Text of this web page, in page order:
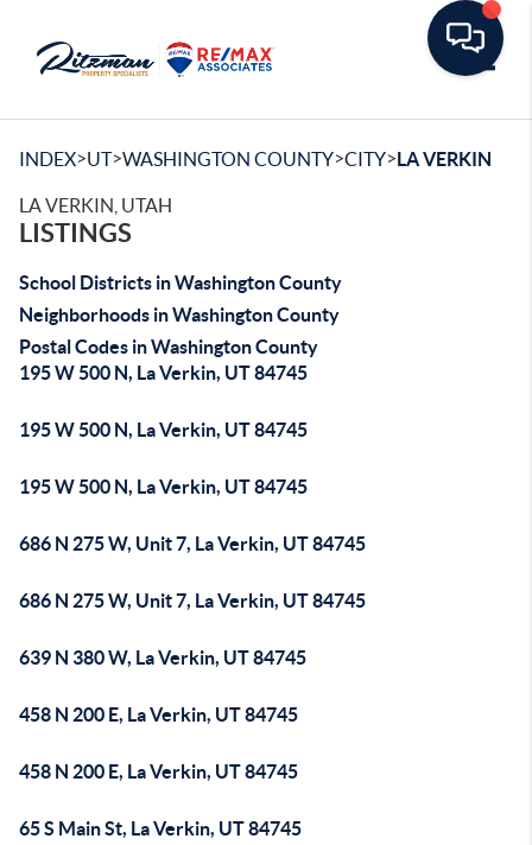
INDEX>UT>WASHINGTON COUNTY>CITY>LA VERKIN
LA VERKIN, UTAH
LISTINGS
School Districts in Washington County
Neighborhoods in Washington County
Postal Codes in Washington County
195 W 500 N, La Verkin, UT 84745
195 W 500 N, La Verkin, UT 84745
195 W 500 N, La Verkin, UT 84745
686 N 275 W, Unit 7, La Verkin, UT 84745
686 N 275 W, Unit 7, La Verkin, UT 84745
639 N 380 W, La Verkin, UT 84745
458 N 200 E, La Verkin, UT 84745
458 N 200 E, La Verkin, UT 84745
65 S Main St, La Verkin, UT 84745